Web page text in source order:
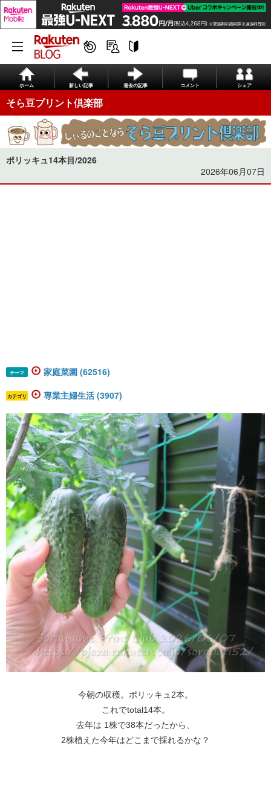
ホーム 新しい記事 過去の記事 コメント シェア
そら豆プリント倶楽部
ポリッキュ14本目/2026
2026年06月07日
テーマ 家庭菜園 (62516)
カテゴリ 専業主婦生活 (3907)
今朝の収穫。ポリッキュ2本。
これでtotal14本。
去年は 1株で38本だったから、
2株植えた今年はどこまで採れるかな？